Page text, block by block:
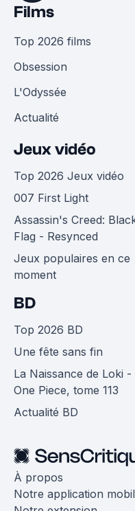
Films
Top 2026 films
Obsession
L'Odyssée
Actualité
Jeux vidéo
Top 2026 Jeux vidéo
007 First Light
Assassin's Creed:
Flag - Resynced
Jeux populaires en ce
moment
BD
Top 2026 BD
Une fête sans fin
La Naissance de Loki -
One Piece, tome 113
Actualité BD
À propos
Notre application